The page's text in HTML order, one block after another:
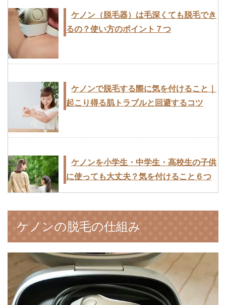
ケノン（脱毛器）は毛深くても脱毛でき
るの？使い方のポイント７つ
ケノンで脱毛する際に気を付けること｜
起こり得る肌トラブルと回避するコツ
ケノンを小学生・中学生・高校生の子供
に使っても大丈夫？気を付けること６つ
しました！
ケノンの脱毛の仕組み